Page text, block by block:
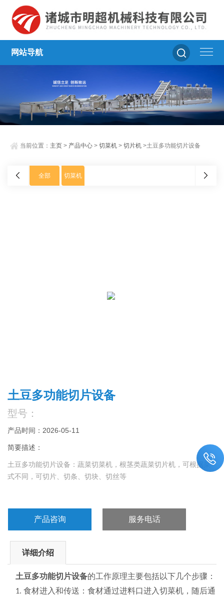
网站导航
当前位置： 主页 > 产品中心 >切菜机 >切片机 >土豆多功能切片设备
全部 切菜机
土豆多功能切片设备
型号：
产品时间：2026-05-11
简要描述：
土豆多功能切片设备：蔬菜切菜机，根茎类蔬菜切片机，可根据菜
式不同，可切片、切条、切块、切丝等
产品咨询 服务电话
详细介绍
土豆多功能切片设备的工作原理主要包括以下几个步骤 ：
1.食材进入和传送 ：食材通过进料口进入切菜机，随后通